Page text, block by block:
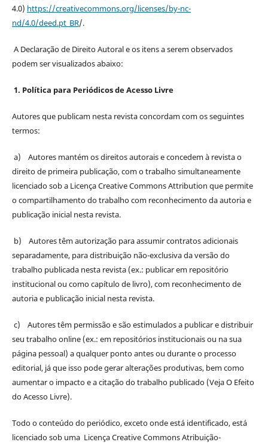
4.0) https://creativecommons.org/licenses/by-nc-
nd/4.0/deed.pt_BR/.
A Declaração de Direito Autoral e os itens a serem observados
podem ser visualizados abaixo:
1. Política para Periódicos de Acesso Livre
Autores que publicam nesta revista concordam com os seguintes
termos:
a) Autores mantém os direitos autorais e concedem à revista o
direito de primeira publicação, com o trabalho simultaneamente
licenciado sob a Licença Creative Commons Attribution que permite
o compartilhamento do trabalho com reconhecimento da autoria e
publicação inicial nesta revista.
b) Autores têm autorização para assumir contratos adicionais
separadamente, para distribuição não-exclusiva da versão do
trabalho publicada nesta revista (ex.: publicar em repositório
institucional ou como capítulo de livro), com reconhecimento de
autoria e publicação inicial nesta revista.
c) Autores têm permissão e são estimulados a publicar e distribuir
seu trabalho online (ex.: em repositórios institucionais ou na sua
página pessoal) a qualquer ponto antes ou durante o processo
editorial, já que isso pode gerar alterações produtivas, bem como
aumentar o impacto e a citação do trabalho publicado (Veja O Efeito
do Acesso Livre).
Todo o conteúdo do periódico, exceto onde está identificado, está
licenciado sob uma Licença Creative Commons Atribuição-